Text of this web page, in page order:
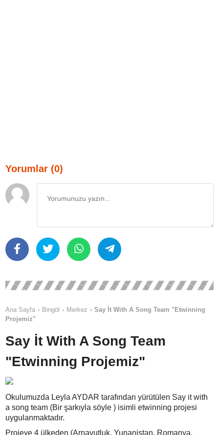
Yorumlar (0)
Ana Sayfa Bingöl Merkez
Say İt With A Song Team "Etwinning
Projemiz"
Say İt With A Song Team
"Etwinning Projemiz"
Okulumuzda Leyla AYDAR tarafından yürütülen Say it with
a song team (Bir şarkıyla söyle ) isimli etwinning projesi
uygulanmaktadır.
Projeye 4 ülkeden (Arnavutluk, Yunanistan, Romanya,